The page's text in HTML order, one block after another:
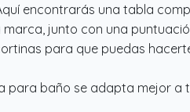
encontrarás una tabla
junto con una
para que puedas
baño se adapta mejor a